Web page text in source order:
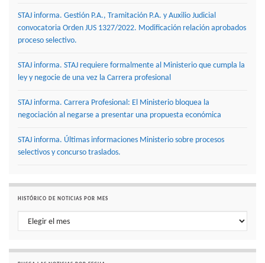
STAJ informa. Gestión P.A., Tramitación P.A. y Auxilio Judicial
convocatoria Orden JUS 1327/2022. Modificación relación aprobados
proceso selectivo.
STAJ informa. STAJ requiere formalmente al Ministerio que cumpla la
ley y negocie de una vez la Carrera profesional
STAJ informa. Carrera Profesional: El Ministerio bloquea la
negociación al negarse a presentar una propuesta económica
STAJ informa. Últimas informaciones Ministerio sobre procesos
selectivos y concurso traslados.
HISTÓRICO DE NOTICIAS POR MES
Histórico de noticias por mes